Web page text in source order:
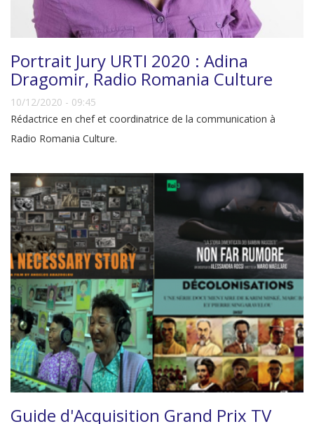
Portrait Jury URTI 2020 : Adina
Dragomir, Radio Romania Culture
10/12/2020 - 09:45
Rédactrice en chef et coordinatrice de la communication à
Radio Romania Culture.
Guide d'Acquisition Grand Prix TV